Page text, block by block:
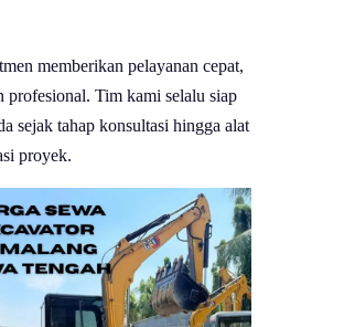
memberikan pelayanan cepat,
profesional. Tim kami selalu siap
sejak tahap konsultasi hingga alat
proyek.